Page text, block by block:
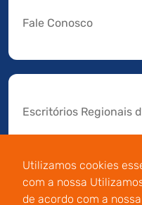
Utilizamos cookies
com a nossa
de acordo com a
Fale Conosco
Escritórios Regionais
Av. Manoel da Nóbrega,